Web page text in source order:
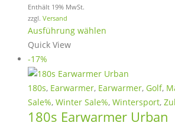
gewählt
werden
Enthält 19% MwSt.
zzgl. Versand
Ausführung wählen
mehrere
Varianten
auf.
Die
Quick View
-17%
180s, Earwarmer, Earwarmer, Golf,
Sale%, Winter Sale%, Wintersport,
180s Earwarmer Urban